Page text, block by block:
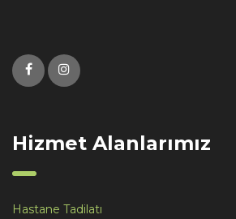
Hizmet Alanlarımız
Hastane Tadilatı